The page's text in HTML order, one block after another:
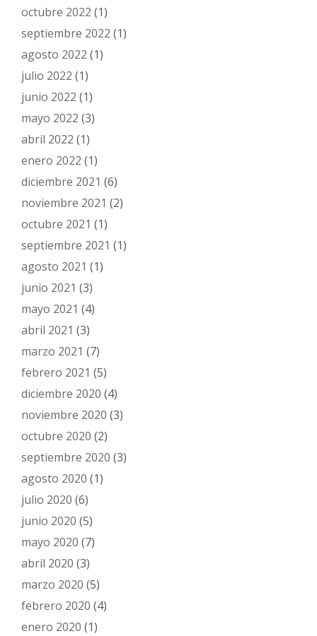
octubre 2022 (1)
septiembre 2022 (1)
agosto 2022 (1)
julio 2022 (1)
junio 2022 (1)
mayo 2022 (3)
abril 2022 (1)
enero 2022 (1)
diciembre 2021 (6)
noviembre 2021 (2)
octubre 2021 (1)
septiembre 2021 (1)
agosto 2021 (1)
junio 2021 (3)
mayo 2021 (4)
abril 2021 (3)
marzo 2021 (7)
febrero 2021 (5)
diciembre 2020 (4)
noviembre 2020 (3)
octubre 2020 (2)
septiembre 2020 (3)
agosto 2020 (1)
julio 2020 (6)
junio 2020 (5)
mayo 2020 (7)
abril 2020 (3)
marzo 2020 (5)
febrero 2020 (4)
enero 2020 (1)